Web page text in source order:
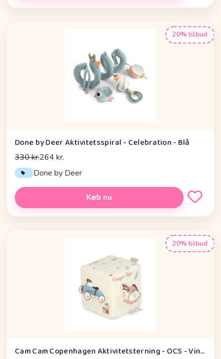
20% tilbud
Done by Deer Aktivitetsspiral - Celebration - Blå
330 kr.264 kr.
Done by Deer
Køb nu
20% tilbud
Cam Cam Copenhagen Aktivitetsterning - OCS - Vintage Toys